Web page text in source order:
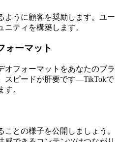
ように顧客を奨励します。ユー
ティを構築します。
ォーマット
オフォーマットをあなたのブラ
スピードが肝要です—TikTokで
。
との様子を公開しましょう。